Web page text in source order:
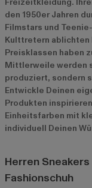
den 1950er Jahren
Filmstars und
Kulttretern ablichten
Preisklassen haben
Mittlerweile werden
produziert, sondern
Entwickle Deinen
Produkten
Einheitsfarben mit
individuell Deinen
Herren
Fashionschuh